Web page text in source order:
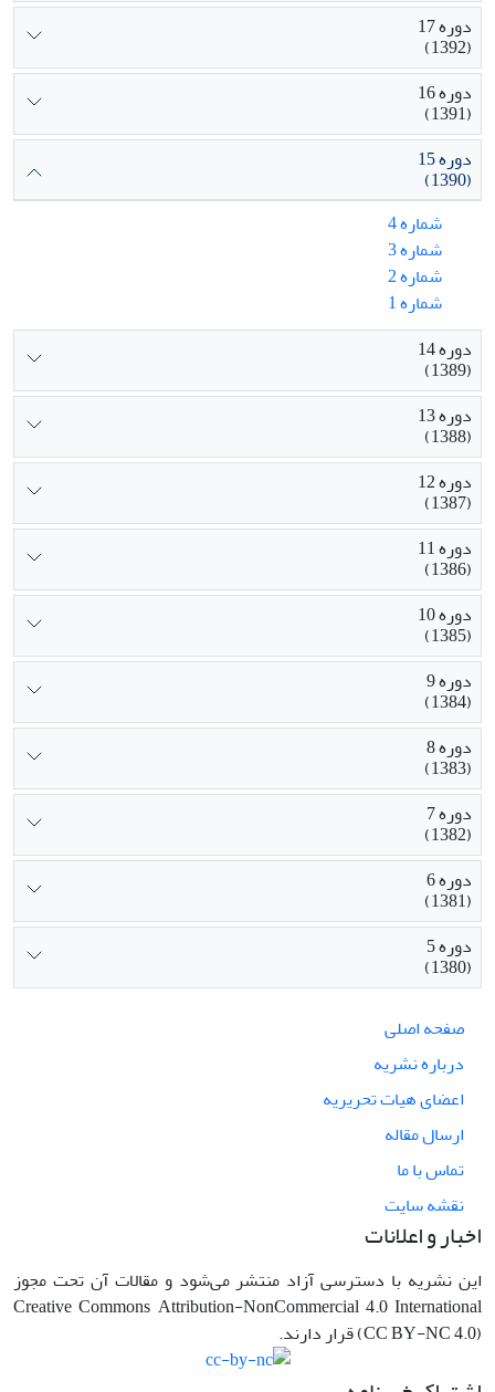
دوره 17
(1392)
دوره 16
(1391)
دوره 15
(1390)
شماره 4
شماره 3
شماره 2
شماره 1
دوره 14
(1389)
دوره 13
(1388)
دوره 12
(1387)
دوره 11
(1386)
دوره 10
(1385)
دوره 9
(1384)
دوره 8
(1383)
دوره 7
(1382)
دوره 6
(1381)
دوره 5
(1380)
صفحه اصلی
درباره نشریه
اعضای هیات تحریریه
ارسال مقاله
تماس با ما
نقشه سایت
اخبار و اعلانات
این نشریه با دسترسی آزاد منتشر می‌شود و مقالات آن تحت مجوز
Creative Commons Attribution-NonCommercial 4.0 International
(CC BY-NC 4.0) قرار دارند.